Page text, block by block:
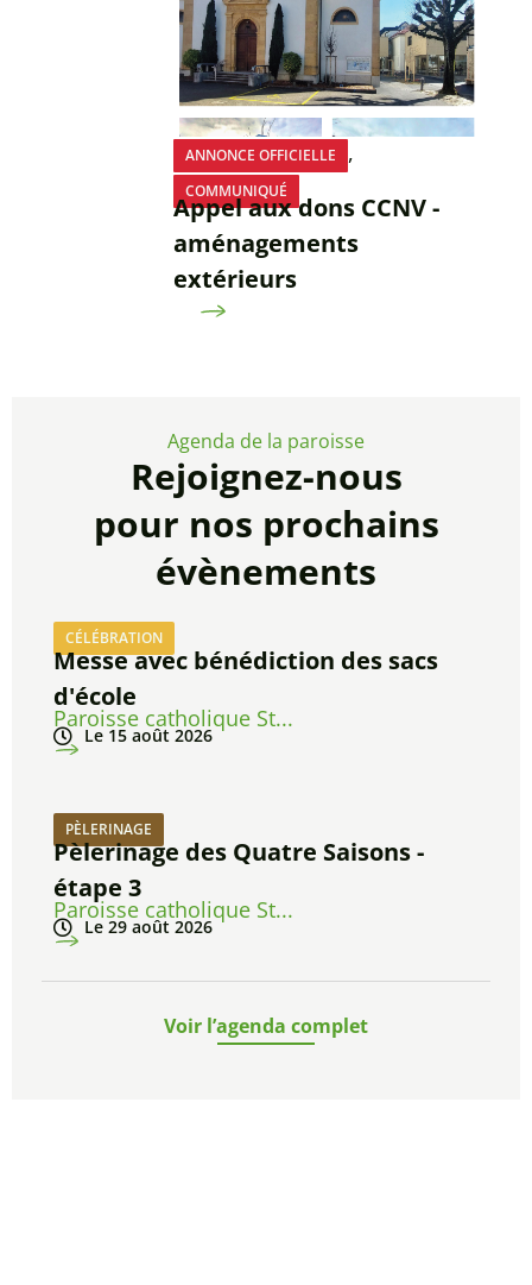
ANNONCE OFFICIELLE ,
COMMUNIQUÉ
Appel aux dons CCNV -
aménagements
extérieurs
Agenda de la paroisse
Rejoignez-nous
pour nos prochains
évènements
CÉLÉBRATION
Messe avec bénédiction des sacs
d'école
Paroisse catholique St...
Le 15 août 2026
PÈLERINAGE
Pèlerinage des Quatre Saisons -
étape 3
Paroisse catholique St...
Le 29 août 2026
Voir l’agenda complet